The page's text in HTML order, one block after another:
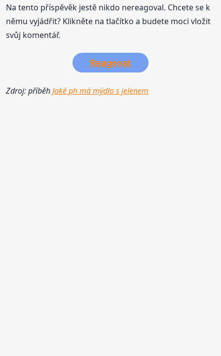
Na tento příspěvěk jestě nikdo nereagoval. Chcete se k
němu vyjádřit? Klikněte na tlačítko a budete moci vložit
svůj komentář.
Reagovat
Zdroj: příběhJaké ph má mýdlo s jelenem